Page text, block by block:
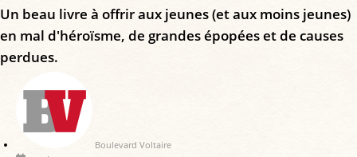
Un beau livre à offrir aux jeunes (et aux moins jeunes)
en mal d'héroïsme, de grandes épopées et de causes
perdues.
Boulevard Voltaire